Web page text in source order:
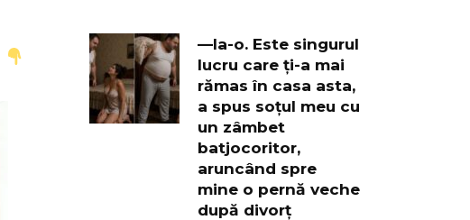
—Ia-o. Este singurul
lucru care ți-a mai
rămas în casa asta,
a spus soțul meu cu
un zâmbet
batjocoritor,
aruncând spre
mine o pernă veche
după divorț